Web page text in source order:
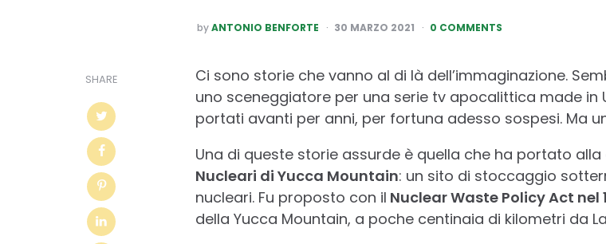
POSTED
BY
by ANTONIO BENFORTE 30 MARZO 2021 0 COMMENTS
SHARE
Ci sono storie che vanno al di là dell’immaginazione.
uno sceneggiatore per una serie tv apocalittica made in
portati avanti per anni, per fortuna adesso sospesi. Ma
Una di queste storie assurde è quella che ha portato alla
Nucleari di Yucca Mountain: un sito di stoccaggio
nucleari. Fu proposto con il Nuclear Waste Policy Act nel
della Yucca Mountain, a poche centinaia di kilometri da